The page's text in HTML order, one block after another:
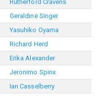
Rutherford Cravens
Geraldine Singer
Yasuhiko Oyama
Richard Herd
Erika Alexander
Jeronimo Spinx
Ian Casselberry